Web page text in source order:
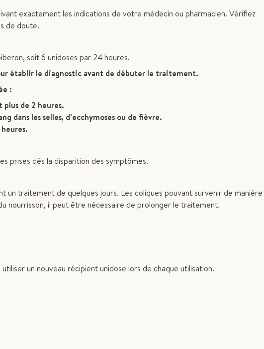
exactement les indications de votre médecin ou pharmacien. Vérifiez
de doute.
soit 6 unidoses par 24 heures.
établir le diagnostic avant de débuter le traitement.
:
de 2 heures.
dans les selles, d’ecchymoses ou de fièvre.
prises dès la disparition des symptômes.
un traitement de quelques jours. Les coliques pouvant survenir de manière
nourrisson, il peut être nécessaire de prolonger le traitement.
un nouveau récipient unidose lors de chaque utilisation.